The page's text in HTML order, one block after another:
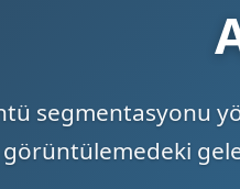
segmentasyonu
görüntülemedeki